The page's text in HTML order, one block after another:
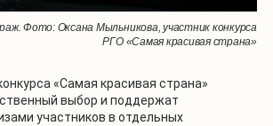
Фото: Оксана Мыльникова, участник конкурса
РГО «Самая красивая страна»
«Самая красивая страна»
выбор и поддержат
участников в отдельных